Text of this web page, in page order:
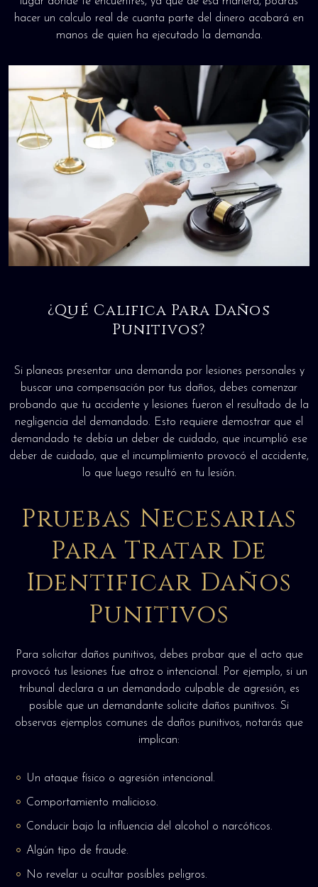
hacer un calculo real de cuanta parte del dinero acabará en
manos de quien ha ejecutado la demanda.
¿Qué Califica Para Daños
Punitivos?
Si planeas presentar una demanda por lesiones personales y
buscar una compensación por tus daños, debes comenzar
probando que tu accidente y lesiones fueron el resultado de la
negligencia del demandado. Esto requiere demostrar que el
demandado te debía un deber de cuidado, que incumplió ese
deber de cuidado, que el incumplimiento provocó el accidente,
lo que luego resultó en tu lesión.
Pruebas Necesarias
Para Tratar De
Identificar Daños
Punitivos
Para solicitar daños punitivos, debes probar que el acto que
provocó tus lesiones fue atroz o intencional. Por ejemplo, si un
tribunal declara a un demandado culpable de agresión, es
posible que un demandante solicite daños punitivos. Si
observas ejemplos comunes de daños punitivos, notarás que
implican:
Un ataque físico o agresión intencional.
Comportamiento malicioso.
Conducir bajo la influencia del alcohol o narcóticos.
Algún tipo de fraude.
No revelar u ocultar posibles peligros.